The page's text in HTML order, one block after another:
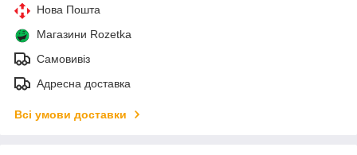
Нова Пошта
Магазини Rozetka
Самовивіз
Адресна доставка
Всі умови доставки